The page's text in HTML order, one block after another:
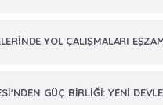
YOL ÇALIŞMALARI
GÜÇ BİRLİĞİ: YENİ